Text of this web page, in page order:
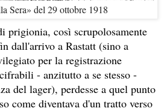
Sera» del 29 ottobre 1918
prigionia, così scrupolosamente
dall'arrivo a Rastatt (sino a
per la registrazione
- anzitutto a se stesso -
del lager), perdesse a quel punto
come diventava d'un tratto verso